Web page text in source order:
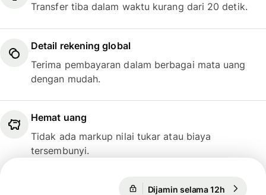
Transfer tiba dalam waktu kurang dari 20 detik.
Detail rekening global
Terima pembayaran dalam berbagai mata uang
dengan mudah.
Hemat uang
Tidak ada markup nilai tukar atau biaya
tersembunyi.
Dijamin selama 12h